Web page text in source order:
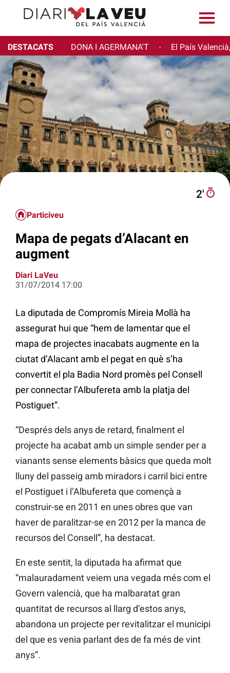
DESTACATS DONA I AGERMANA'T · El País
2′
Particiveu
Mapa de pegats d’Alacant en
augment
Diari LaVeu
31/07/2014 17:00
La diputada de Compromís Mireia Mollà ha
assegurat hui que “hem de lamentar que el
mapa de projectes inacabats augmente en la
ciutat d’Alacant amb el pegat en què s’ha
convertit el pla Badia Nord promès pel Consell
per connectar l’Albufereta amb la platja del
Postiguet”.
“Després dels anys de retard, finalment el
projecte ha acabat amb un simple sender per a
vianants sense elements bàsics que queda molt
lluny del passeig amb miradors i carril bici entre
el Postiguet i l’Albufereta que començà a
construir-se en 2011 en unes obres que van
haver de paralitzar-se en 2012 per la manca de
recursos del Consell”, ha destacat.
En este sentit, la diputada ha afirmat que
“malauradament veiem una vegada més com el
Govern valencià, que ha malbaratat gran
quantitat de recursos al llarg d’estos anys,
abandona un projecte per revitalitzar el municipi
del que es venia parlant des de fa més de vint
anys”.